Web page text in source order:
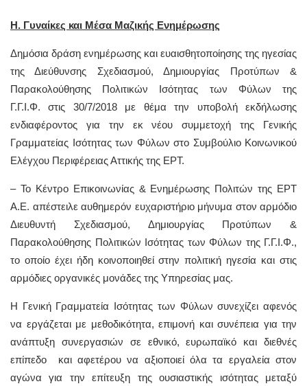
Η. Γυναίκες και Μέσα Μαζικής Ενημέρωσης
Δημόσια δράση ενημέρωσης και ευαισθητοποίησης της ηγεσίας
της Διεύθυνσης Σχεδιασμού, Δημιουργίας Προτύπων &
Παρακολούθησης Πολιτικών Ισότητας των Φύλων της
Γ.Γ.Ι.Φ. στις 30/7/2018 με θέμα την υποβολή εκδήλωσης
ενδιαφέροντος για την εκ νέου συμμετοχή της Γενικής
Γραμματείας Ισότητας των Φύλων στο Συμβούλιο Κοινωνικού
Ελέγχου Περιφέρειας Αττικής της ΕΡΤ.
– Το Κέντρο Επικοινωνίας & Ενημέρωσης Πολιτών της ΕΡΤ
Α.Ε. απέστειλε αυθημερόν ευχαριστήριο μήνυμα στον αρμόδιο
Διευθυντή Σχεδιασμού, Δημιουργίας Προτύπων &
Παρακολούθησης Πολιτικών Ισότητας των Φύλων της Γ.Γ.Ι.Φ.,
το οποίο έχει ήδη κοινοποιηθεί στην πολιτική ηγεσία και στις
αρμόδιες οργανικές μονάδες της Υπηρεσίας μας.
Η Γενική Γραμματεία Ισότητας των Φύλων συνεχίζει αφενός
να εργάζεται με μεθοδικότητα, επιμονή και συνέπεια για την
ανάπτυξη συνεργασιών σε εθνικό, ευρωπαϊκό και διεθνές
επίπεδο και αφετέρου να αξιοποιεί όλα τα εργαλεία στον
αγώνα για την επίτευξη της ουσιαστικής ισότητας μεταξύ